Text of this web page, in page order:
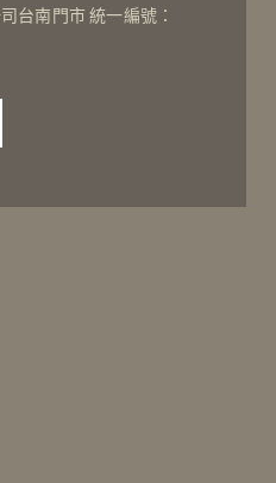
台南門市 統一編號：